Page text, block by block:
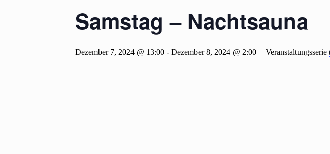
Samstag – Nachtsauna
Dezember 7, 2024 @ 13:00 - Dezember 8, 2024 @ 2:00 Veranstaltungsserie